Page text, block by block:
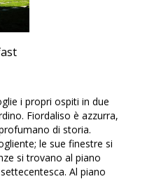
i propri ospiti in due
Fiordaliso è azzurra,
di storia.
le sue finestre si
si trovano al piano
Al piano